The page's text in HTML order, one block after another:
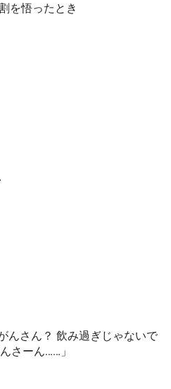
を悟ったとき
んさん？ 飲み過ぎじゃないで
さーん……」